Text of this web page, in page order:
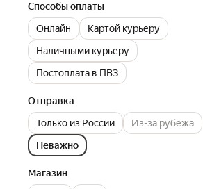
Способы оплаты
Онлайн
Картой курьеру
Наличными курьеру
Постоплата в ПВЗ
Отправка
Только из России
Из-за рубежа
Неважно
Магазин